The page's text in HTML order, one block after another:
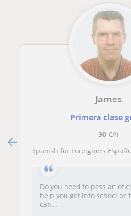
James
Primera clase
30€/h
Spanish for Foreigners
Do you need to pass an
help you get into school or
can...